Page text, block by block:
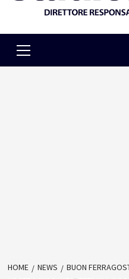
Menu
HOME NEWS
BUON